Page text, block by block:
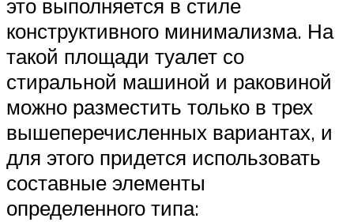
это выполняется в стиле
конструктивного минимализма. На
такой площади туалет со
стиральной машиной и раковиной
можно разместить только в трех
вышеперечисленных вариантах, и
для этого придется использовать
составные элементы
определенного типа: